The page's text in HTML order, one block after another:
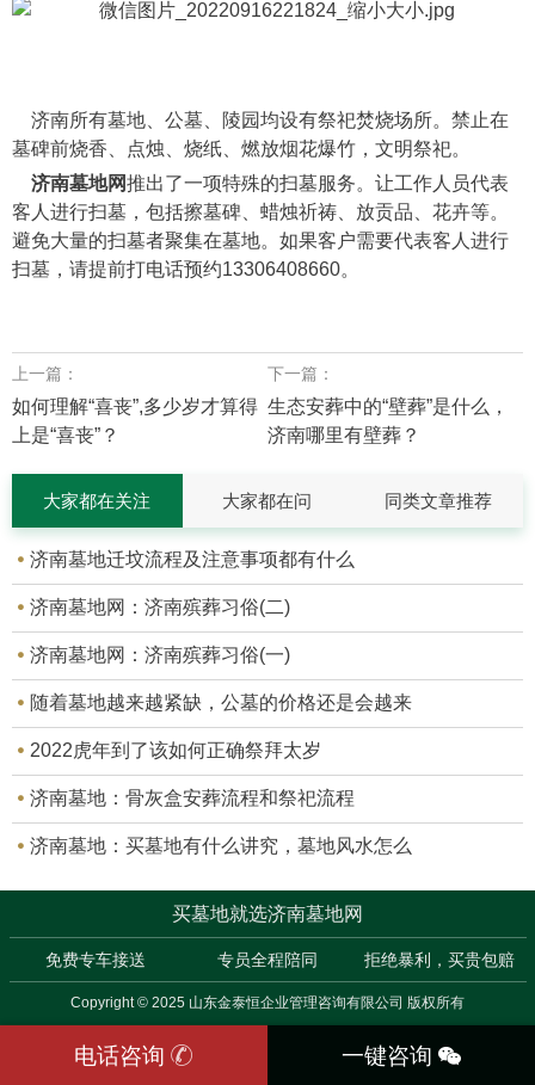
济南所有墓地、公墓、陵园均设有祭祀焚烧场所。禁止在
墓碑前烧香、点烛、烧纸、燃放烟花爆竹，文明祭祀。
济南墓地网推出了一项特殊的扫墓服务。让工作人员代表
客人进行扫墓，包括擦墓碑、蜡烛祈祷、放贡品、花卉等。
避免大量的扫墓者聚集在墓地。如果客户需要代表客人进行
扫墓，请提前打电话预约13306408660。
上一篇：
如何理解“喜丧”,多少岁才算得
上是“喜丧”？
下一篇：
生态安葬中的“壁葬”是什么，
济南哪里有壁葬？
大家都在关注 大家都在问 同类文章推荐
济南墓地迁坟流程及注意事项都有什么
济南墓地网：济南殡葬习俗(二)
济南墓地网：济南殡葬习俗(一)
随着墓地越来越紧缺，公墓的价格还是会越来
2022虎年到了该如何正确祭拜太岁
济南墓地：骨灰盒安葬流程和祭祀流程
济南墓地：买墓地有什么讲究，墓地风水怎么
买墓地就选济南墓地网
免费专车接送 专员全程陪同 拒绝暴利，买贵包赔
Copyright © 2025 山东金泰恒企业管理咨询有限公司 版权所有
电话咨询 一键咨询